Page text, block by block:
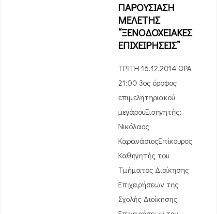
ΠΑΡΟΥΣΙΑΣΗ
ΜΕΛΕΤΗΣ
“ΞΕΝΟΔΟΧΕΙΑΚΕΣ
ΕΠΙΧΕΙΡΗΣΕΙΣ”
ΤΡΙΤΗ 16.12.2014 ΩΡΑ
21:00 3ος όροφος
επιμελητηριακού
μεγάρουΕισηγητής:
Νικόλαος
ΚαρανάσιοςΕπίκουρος
Καθηγητής του
Τμήματος Διοίκησης
Επιχειρήσεων της
Σχολής Διοίκησης